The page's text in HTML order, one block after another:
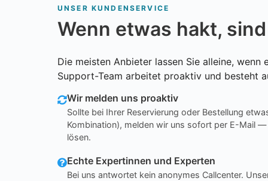
UNSER KUNDENSERVICE
Wenn etwas hakt,
Die meisten Anbieter lassen Sie alleine,
Support-Team arbeitet proaktiv und besteht
Wir melden uns proaktiv
Sollte bei Ihrer Reservierung oder Bestellung
Kombination), melden wir uns sofort per E-Mail
lösen.
Echte Expertinnen und Experten
Bei uns antwortet kein anonymes Callcenter.